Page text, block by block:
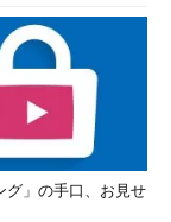
グ」の手口、お見せ